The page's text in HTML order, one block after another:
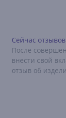
Сейчас
После
внести свой
отзыв об